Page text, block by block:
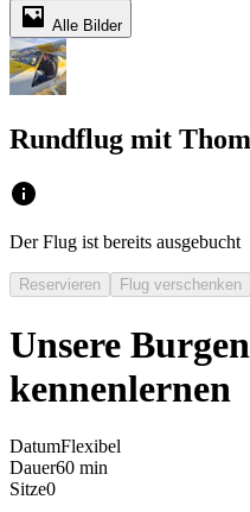
Alle Bilder
Rundflug mit
Der Flug ist bereits ausgebucht
Reservieren Flug verschenken
Unsere
kennenlernen
DatumFlexibel
Dauer60 min
Sitze0